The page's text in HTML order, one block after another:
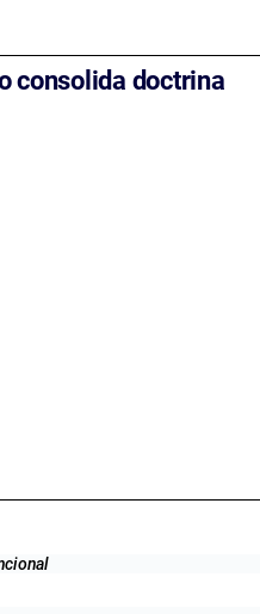
consolida doctrina